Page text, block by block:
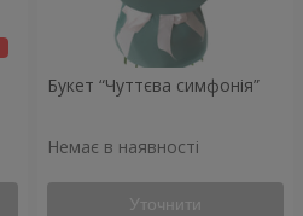
Букет “Чуттєва симфонія”
Немає в наявності
Уточнити